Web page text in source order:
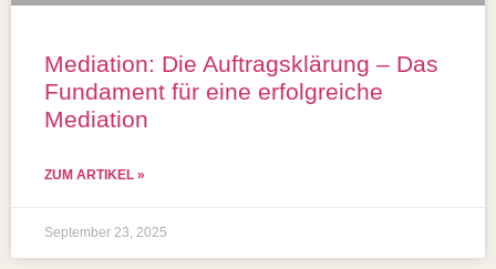
Mediation: Die Auftragsklärung – Das
Fundament für eine erfolgreiche
Mediation
ZUM ARTIKEL »
September 23, 2025